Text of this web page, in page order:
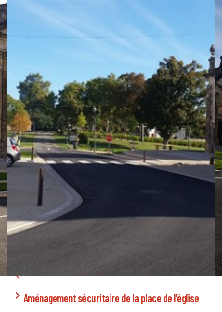
Aménagement sécuritaire de la place de l’église